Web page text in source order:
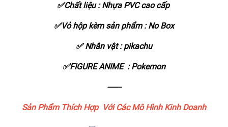
✅Chất liệu : Nhựa PVC cao cấp
✅Vỏ hộp kèm sản phẩm : No Box
✅ Nhân vật : pikachu
✅FIGURE ANIME : Pokemon
-------
Sản Phẩm Thích Hợp Với Các Mô Hình Kinh Doanh